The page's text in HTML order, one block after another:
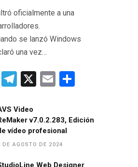
oficialmente a una
se lanzó Windows
una vez…
W
T
e
gr
a
X
E
p
Video
v7.0.2.283, Edición
vídeo profesional
DE AGOSTO DE 2024
Web Designer